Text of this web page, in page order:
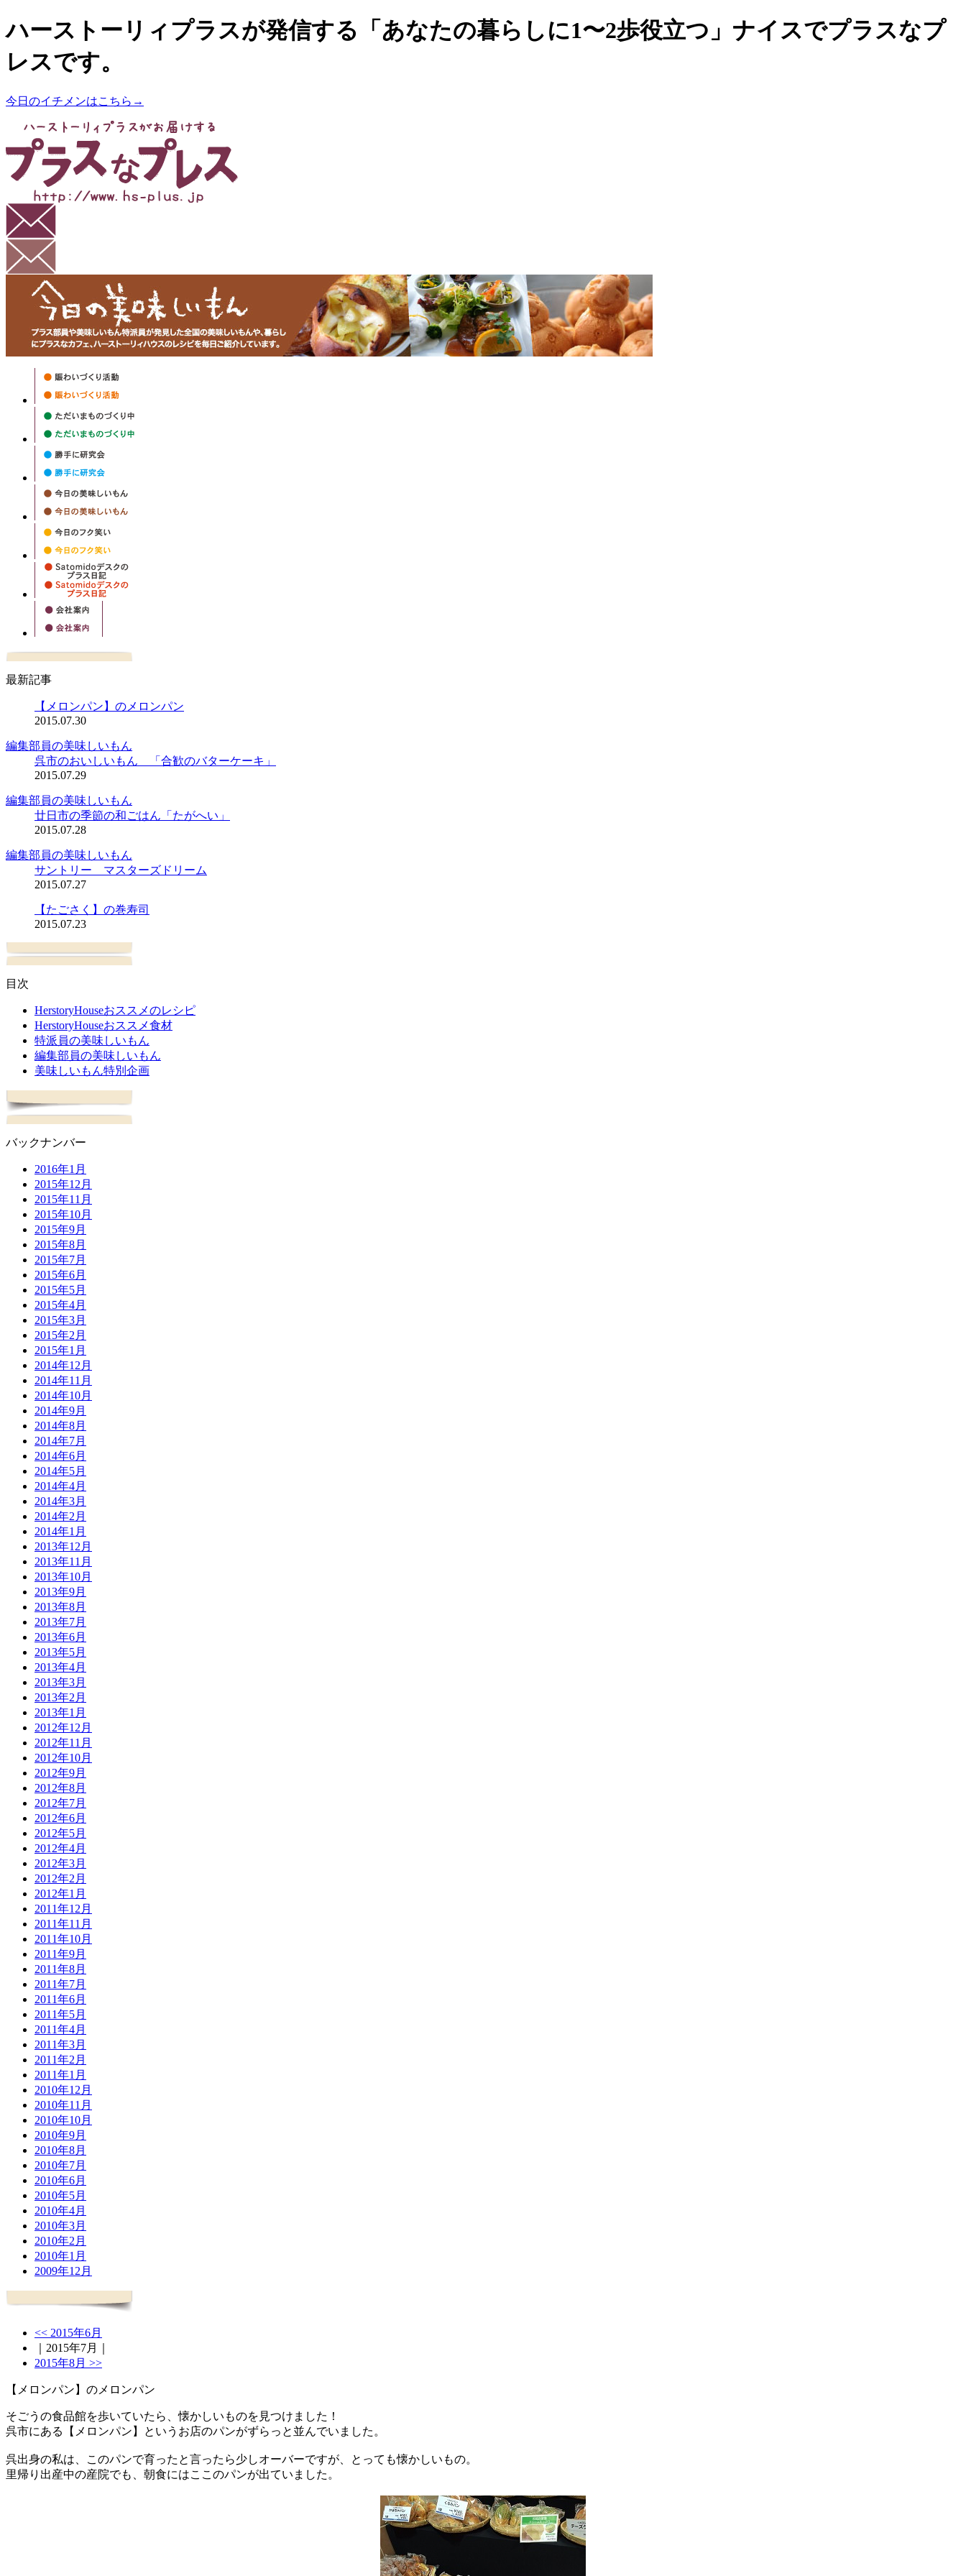
ハーストーリィプラスが発信する「あなたの暮らしに1〜2歩役立つ」ナイスでプラスなプ
レスです。
今日のイチメンはこちら→
最新記事
【メロンパン】のメロンパン
2015.07.30
編集部員の美味しいもん
呉市のおいしいもん 「合歓のバターケーキ」
2015.07.29
編集部員の美味しいもん
廿日市の季節の和ごはん「たがへい」
2015.07.28
編集部員の美味しいもん
サントリー マスターズドリーム
2015.07.27
【たごさく】の巻寿司
2015.07.23
目次
HerstoryHouseおススメのレシピ
HerstoryHouseおススメ食材
特派員の美味しいもん
編集部員の美味しいもん
美味しいもん特別企画
バックナンバー
2016年1月
2015年12月
2015年11月
2015年10月
2015年9月
2015年8月
2015年7月
2015年6月
2015年5月
2015年4月
2015年3月
2015年2月
2015年1月
2014年12月
2014年11月
2014年10月
2014年9月
2014年8月
2014年7月
2014年6月
2014年5月
2014年4月
2014年3月
2014年2月
2014年1月
2013年12月
2013年11月
2013年10月
2013年9月
2013年8月
2013年7月
2013年6月
2013年5月
2013年4月
2013年3月
2013年2月
2013年1月
2012年12月
2012年11月
2012年10月
2012年9月
2012年8月
2012年7月
2012年6月
2012年5月
2012年4月
2012年3月
2012年2月
2012年1月
2011年12月
2011年11月
2011年10月
2011年9月
2011年8月
2011年7月
2011年6月
2011年5月
2011年4月
2011年3月
2011年2月
2011年1月
2010年12月
2010年11月
2010年10月
2010年9月
2010年8月
2010年7月
2010年6月
2010年5月
2010年4月
2010年3月
2010年2月
2010年1月
2009年12月
<< 2015年6月
｜2015年7月｜
2015年8月 >>
【メロンパン】のメロンパン
そごうの食品館を歩いていたら、懐かしいものを見つけました！
呉市にある【メロンパン】というお店のパンがずらっと並んでいました。
呉出身の私は、このパンで育ったと言ったら少しオーバーですが、とっても懐かしいもの。
里帰り出産中の産院でも、朝食にはここのパンが出ていました。